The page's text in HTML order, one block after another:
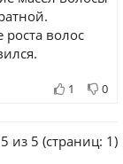
волос
1 0
из 5 (страниц: 1)